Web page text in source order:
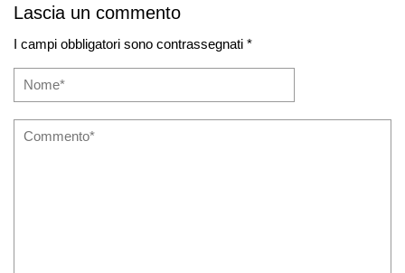
Lascia un commento
I campi obbligatori sono contrassegnati *